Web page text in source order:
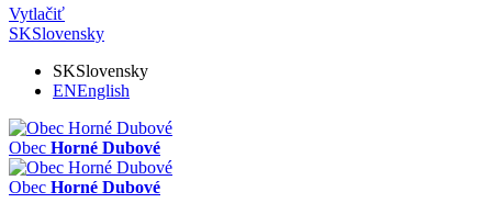
Vytlačiť
SKSlovensky
SKSlovensky
ENEnglish
Obec Horné Dubové
Obec Horné Dubové